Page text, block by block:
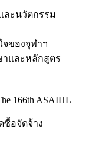
ละนวัตกรรม
ของจุฬาฯ
าและหลักสูตร
166th ASAIHL
ซื้อจัดจ้าง